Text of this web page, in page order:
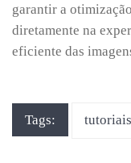
garantir a
diretamente na
eficiente das
Tags: tutoriais